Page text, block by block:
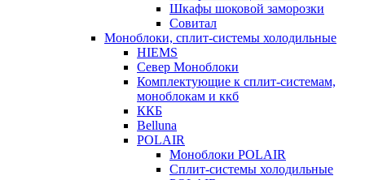
Шкафы шоковой заморозки
Совитал
Моноблоки, сплит-системы холодильные
HIEMS
Север Моноблоки
Комплектующие к сплит-системам,
моноблокам и ккб
ККБ
Belluna
POLAIR
Моноблоки POLAIR
Сплит-системы холодильные